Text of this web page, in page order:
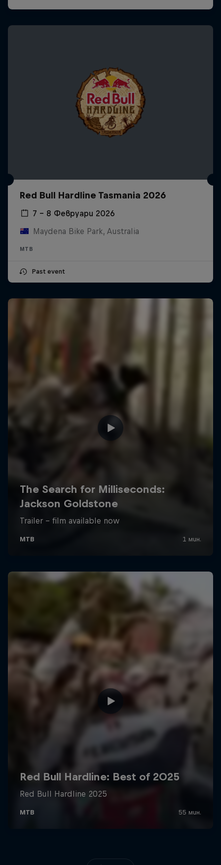
Red Bull Hardline Tasmania 2026
7 – 8 Февруари 2026
Maydena Bike Park, Australia
MTB
Past event